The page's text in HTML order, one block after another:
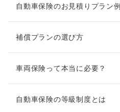
自動車保険のお見積りプラン例
補償プランの選び方
車両保険って本当に必要？
自動車保険の等級制度とは